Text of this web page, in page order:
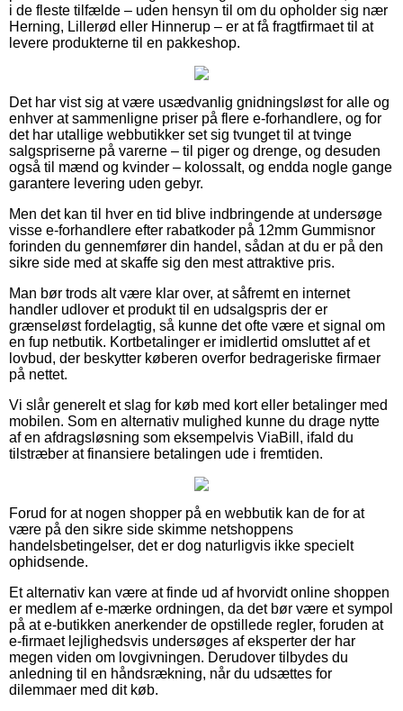
i de fleste tilfælde – uden hensyn til om du opholder sig nær
Herning, Lillerød eller Hinnerup – er at få fragtfirmaet til at
levere produkterne til en pakkeshop.
Det har vist sig at være usædvanlig gnidningsløst for alle og
enhver at sammenligne priser på flere e-forhandlere, og for
det har utallige webbutikker set sig tvunget til at tvinge
salgspriserne på varerne – til piger og drenge, og desuden
også til mænd og kvinder – kolossalt, og endda nogle gange
garantere levering uden gebyr.
Men det kan til hver en tid blive indbringende at undersøge
visse e-forhandlere efter rabatkoder på 12mm Gummisnor
forinden du gennemfører din handel, sådan at du er på den
sikre side med at skaffe sig den mest attraktive pris.
Man bør trods alt være klar over, at såfremt en internet
handler udlover et produkt til en udsalgspris der er
grænseløst fordelagtig, så kunne det ofte være et signal om
en fup netbutik. Kortbetalinger er imidlertid omsluttet af et
lovbud, der beskytter køberen overfor bedrageriske firmaer
på nettet.
Vi slår generelt et slag for køb med kort eller betalinger med
mobilen. Som en alternativ mulighed kunne du drage nytte
af en afdragsløsning som eksempelvis ViaBill, ifald du
tilstræber at finansiere betalingen ude i fremtiden.
Forud for at nogen shopper på en webbutik kan de for at
være på den sikre side skimme netshoppens
handelsbetingelser, det er dog naturligvis ikke specielt
ophidsende.
Et alternativ kan være at finde ud af hvorvidt online shoppen
er medlem af e-mærke ordningen, da det bør være et sympol
på at e-butikken anerkender de opstillede regler, foruden at
e-firmaet lejlighedsvis undersøges af eksperter der har
megen viden om lovgivningen. Derudover tilbydes du
anledning til en håndsrækning, når du udsættes for
dilemmaer med dit køb.